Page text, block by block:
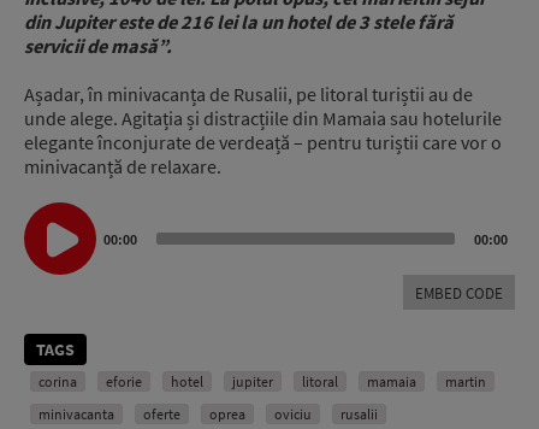
din Jupiter este de 216 lei la un hotel de 3 stele fără
servicii de masă”.
Așadar, în minivacanța de Rusalii, pe litoral turiștii au de
unde alege. Agitația și distracțiile din Mamaia sau hotelurile
elegante înconjurate de verdeață – pentru turiștii care vor o
minivacanță de relaxare.
Audio
Player
00:00 00:00
EMBED CODE
TAGS
corina eforie hotel jupiter litoral mamaia
martin
minivacanta
oferte oprea oviciu rusalii